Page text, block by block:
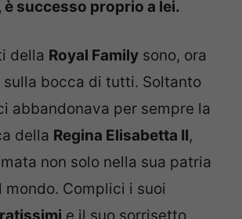
successo proprio a lei.
della Royal Family sono, ora
sulla bocca di tutti. Soltanto
abbandonava per sempre la
della Regina Elisabetta II,
non solo nella sua patria
mondo. Complici i suoi